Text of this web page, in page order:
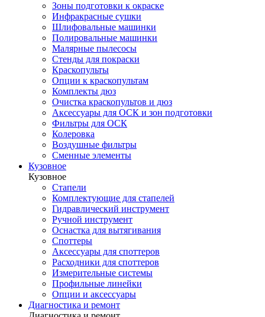
Зоны подготовки к окраске
Инфракрасные сушки
Шлифовальные машинки
Полировальные машинки
Малярные пылесосы
Стенды для покраски
Краскопульты
Опции к краскопультам
Комплекты дюз
Очистка краскопультов и дюз
Аксессуары для ОСК и зон подготовки
Фильтры для ОСК
Колеровка
Воздушные фильтры
Сменные элементы
Кузовное
Кузовное
Стапели
Комплектующие для стапелей
Гидравлический инструмент
Ручной инструмент
Оснастка для вытягивания
Споттеры
Аксессуары для споттеров
Расходники для споттеров
Измерительные системы
Профильные линейки
Опции и аксессуары
Диагностика и ремонт